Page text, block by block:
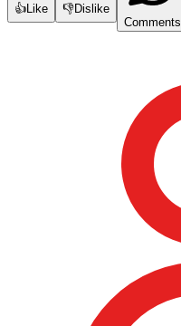
👍 Like 👎Dislike
Comments